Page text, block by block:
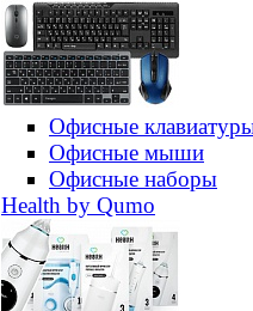
Офисные
Офисные мыши
Офисные наборы
Health by Qumo